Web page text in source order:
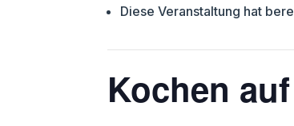
Diese Veranstaltung hat
Kochen